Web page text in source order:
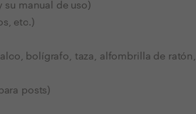
manual de uso)
etc.)
bolígrafo, taza, alfombrilla de ratón,
posts)